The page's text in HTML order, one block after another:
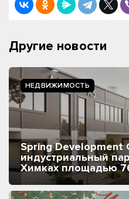
Другие новости
НЕДВИЖИМОСТЬ
Spring Development
индустриальный
Химках площадью